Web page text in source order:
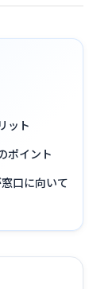
ット
ポイント
口に向いて